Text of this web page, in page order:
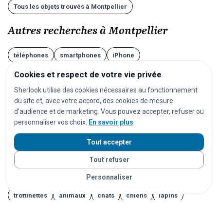
Tous les objets trouvés à Montpellier
Autres recherches à Montpellier
téléphones smartphones iPhone
téléphones Android clés sacs valises
AirPods écouteurs casques audio ordinateurs
ordinateurs portables tablettes montres
bijoux
cartes d'identité passeports permis de conduire
cartes bancaires cartes de transport
chaussures parapluies doudous
instruments de musique
trottinettes animaux chats chiens lapins
Cookies et respect de votre vie privée
Sherlook utilise des cookies nécessaires au fonctionnement
du site et, avec votre accord, des cookies de mesure
d'audience et de marketing. Vous pouvez accepter, refuser ou
personnaliser vos choix. En savoir plus
Tout accepter
Tout refuser
Personnaliser